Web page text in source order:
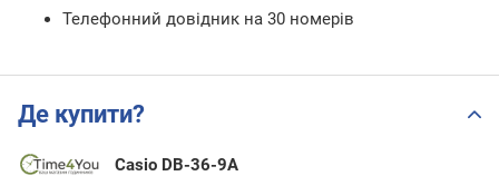
Телефонний довідник на 30 номерів
Де купити?
Casio DB-36-9A